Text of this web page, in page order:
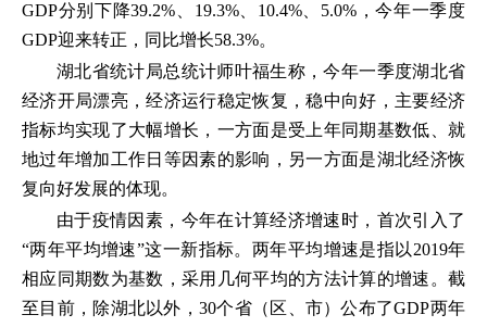
GDP分别下降39.2%、19.3%、10.4%、5.0%，今年一季度
GDP迎来转正，同比增长58.3%。
湖北省统计局总统计师叶福生称，今年一季度湖北省
经济开局漂亮，经济运行稳定恢复，稳中向好，主要经济
指标均实现了大幅增长，一方面是受上年同期基数低、就
地过年增加工作日等因素的影响，另一方面是湖北经济恢
复向好发展的体现。
由于疫情因素，今年在计算经济增速时，首次引入了
“两年平均增速”这一新指标。两年平均增速是指以2019年
相应同期数为基数，采用几何平均的方法计算的增速。截
至目前，除湖北以外，30个省（区、市）公布了GDP两年